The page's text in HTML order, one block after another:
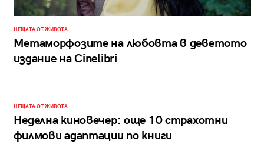
НЕЩАТА ОТ ЖИВОТА
Метаморфозите на любовта в деветото
издание на Cinelibri
НЕЩАТА ОТ ЖИВОТА
Неделна киновечер: още 10 страхотни
филмови адаптации по книги